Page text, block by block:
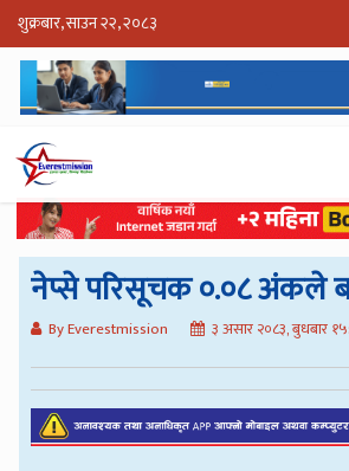
शुक्रबार, साउन २२, २०८३
नेप्से परिसूचक ०.०८ अंकले
By Everestmission ३ असार २०८३, बुधबार